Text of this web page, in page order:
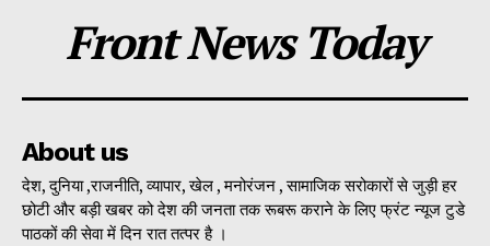
Front News Today
About us
देश, दुनिया ,राजनीति, व्यापार, खेल , मनोरंजन , सामाजिक सरोकारों से जुड़ी हर
छोटी और बड़ी खबर को देश की जनता तक रूबरू कराने के लिए फ्रंट न्यूज टुडे
पाठकों की सेवा में दिन रात तत्पर है ।